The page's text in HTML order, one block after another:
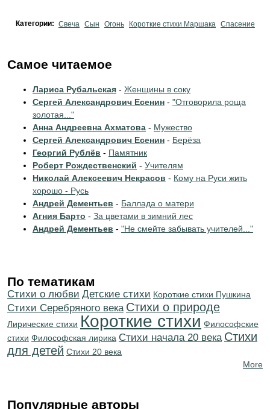
Категории: Свеча Сын Огонь Короткие стихи Маршака Спасение
Самое читаемое
Лариса Рубальская - Женщины в соку
Сергей Александрович Есенин - "Отговорила роща
золотая..."
Анна Андреевна Ахматова - Мужество
Сергей Александрович Есенин - Берёза
Георгий Рублёв - Памятник
Роберт Рождественский - Учителям
Николай Алексеевич Некрасов - Кому на Руси жить
хорошо - Русь
Андрей Дементьев - Баллада о матери
Агния Барто - За цветами в зимний лес
Андрей Дементьев - "Не смейте забывать учителей..."
По тематикам
Стихи о любви Детские стихи Короткие стихи Пушкина
Cтихи Серебряного века Стихи о природе
Лирические стихи Короткие стихи Философские
стихи Философская лирика Cтихи начала 20 века Стихи
для детей Стихи 20 века
More
Популярные авторы